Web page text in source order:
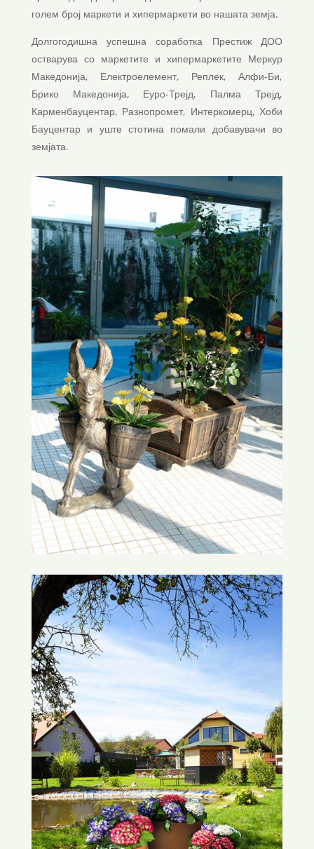
голем број маркети и хипермаркети во нашата земја.
Долгогодишна успешна соработка Престиж ДОО
остварува со маркетите и хипермаркетите Меркур
Македонија, Електроелемент, Реплек, Алфи-Би,
Брико Македонија, Еуро-Трејд, Палма Трејд,
Карменбауцентар, Разнопромет, Интеркомерц, Хоби
Бауцентар и уште стотина помали добавувачи во
земјата.